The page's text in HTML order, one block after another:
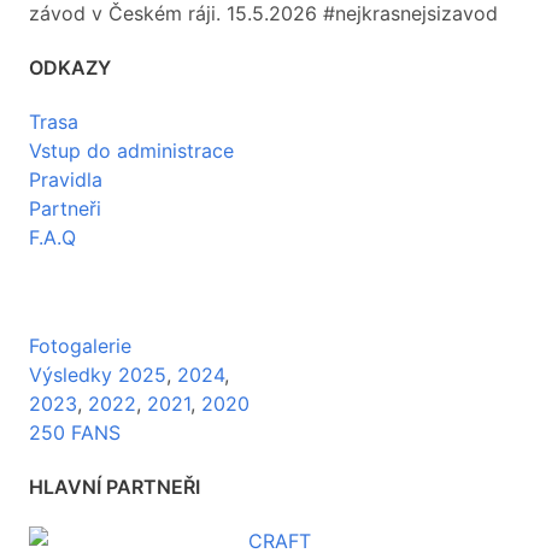
závod v Českém ráji. 15.5.2026 #nejkrasnejsizavod
ODKAZY
Trasa
Vstup do administrace
Pravidla
Partneři
F.A.Q
Fotogalerie
Výsledky 2025, 2024,
2023, 2022, 2021, 2020
250 FANS
HLAVNÍ PARTNEŘI